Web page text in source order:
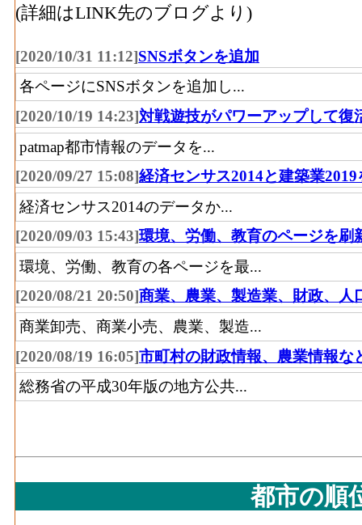
(詳細はLINK先のブログより)
[2020/10/31 11:12]SNSボタンを追加
各ページにSNSボタンを追加し...
[2020/10/19 14:23]対戦遊技がパワーアップして復
patmap都市情報のデータを...
[2020/09/27 15:08]経済センサス2014と建築業2019
経済センサス2014のデータか...
[2020/09/03 15:43]環境、労働、教育のページを刷
環境、労働、教育の各ページを最...
[2020/08/21 20:50]商業、農業、製造業、財政、人
商業卸売、商業小売、農業、製造...
[2020/08/19 16:05]市町村の財政情報、農業情報な
総務省の平成30年版の地方公共...
都市の順